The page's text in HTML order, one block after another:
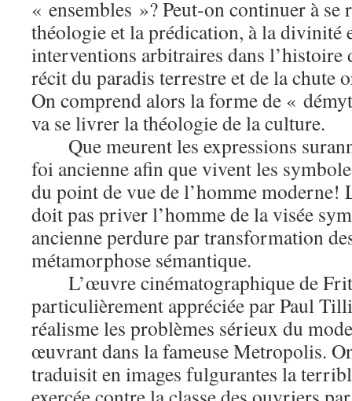
« ensembles »? Peut-on continuer à se
théologie et la prédication, à la divinité
interventions arbitraires dans l’histoire
récit du paradis terrestre et de la chute
On comprend alors la forme de «
va se livrer la théologie de la culture.
Que meurent les expressions
foi ancienne afin que vivent les
du point de vue de l’homme moderne!
doit pas priver l’homme de la visée
ancienne perdure par transformation
métamorphose sémantique.
L’œuvre cinématographique de
particulièrement appréciée par Paul
réalisme les problèmes sérieux du
œuvrant dans la fameuse Metropolis.
traduisit en images fulgurantes la